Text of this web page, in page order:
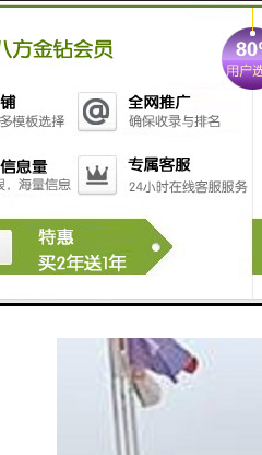
围挡使用的材料应保证围栏稳
统一的连续性护栏设施。施
放建筑材料、垃圾和工程渣
域，应严格按批准的占地范围
筑材料或机具设备，临时区域